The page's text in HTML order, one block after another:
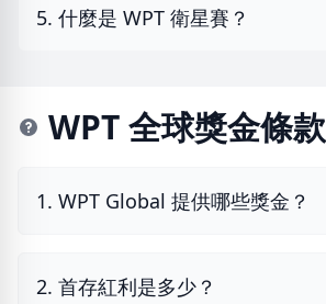
5. 什麼是 WPT 衛星賽？
WPT 全球獎金條款
1. WPT Global 提供哪些獎金？
2. 首存紅利是多少？